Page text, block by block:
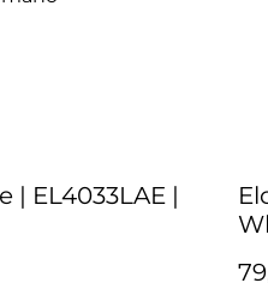
| EL4033LAE |